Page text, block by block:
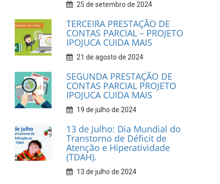
25 de setembro de 2024
TERCEIRA PRESTAÇÃO DE
CONTAS PARCIAL – PROJETO
IPOJUCA CUIDA MAIS
21 de agosto de 2024
SEGUNDA PRESTAÇÃO DE
CONTAS PARCIAL PROJETO
IPOJUCA CUIDA MAIS
19 de julho de 2024
13 de Julho: Dia Mundial do
Transtorno de Déficit de
Atenção e Hiperatividade
(TDAH).
13 de julho de 2024